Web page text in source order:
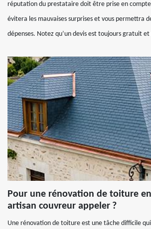
réputation du prestataire doit être prise en
évitera les mauvaises surprises et vous permettra
dépenses. Notez qu’un devis est toujours gratuit et
Pour une rénovation de toiture
artisan couvreur appeler ?
Une rénovation de toiture est une tâche difficile